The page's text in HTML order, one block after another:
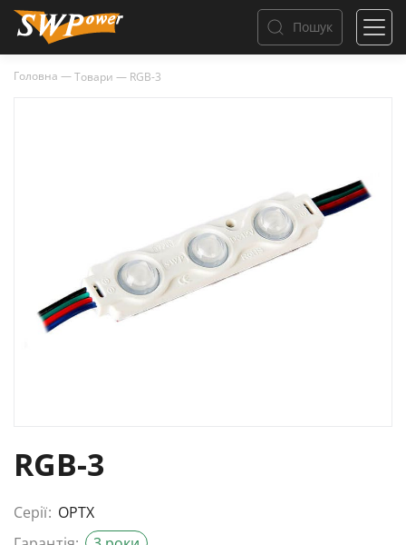
Пошук
Головна —Товари — RGB-3
RGB-3
Серії: OPTX